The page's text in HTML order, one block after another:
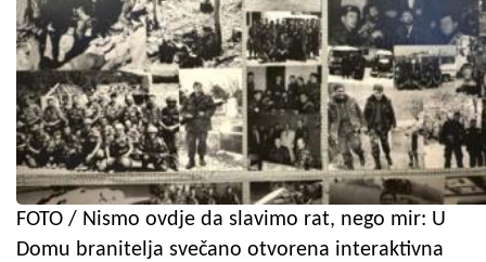
FOTO / Nismo ovdje da slavimo rat, nego mir: U
Domu branitelja svečano otvorena interaktivna